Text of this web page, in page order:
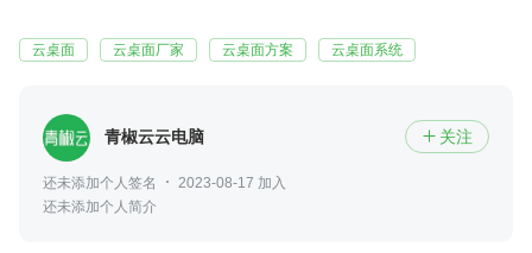
云桌面 云桌面厂家 云桌面方案 云桌面系统
青椒云云电脑  关注
还未添加个人签名
2023-08-17 加入
还未添加个人简介